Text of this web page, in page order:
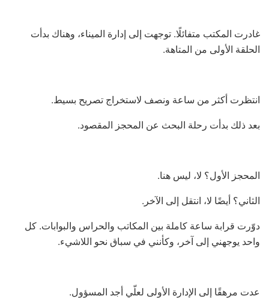
غادرت المكتب متفائلًا. توجهت إلى إدارة الميناء، وهناك بدأت
الحلقة الأولى من المتاهة.
انتظرت أكثر من ساعة ونصف لاستخراج تصريح بسيط.
بعد ذلك بدأت رحلة البحث عن المحجز المقصود.
المحجز الأول؟ لا، ليس هنا.
الثاني؟ أيضًا لا، انتقل إلى الآخر.
دوّرت قرابة ساعة كاملة بين المكاتب والحراس والبوابات. كل
واحد يوجهني إلى آخر، وكأنني في سباق نحو اللاشيء.
عدت مرهقًا إلى الإدارة الأولى لعلّي أجد المسؤول.